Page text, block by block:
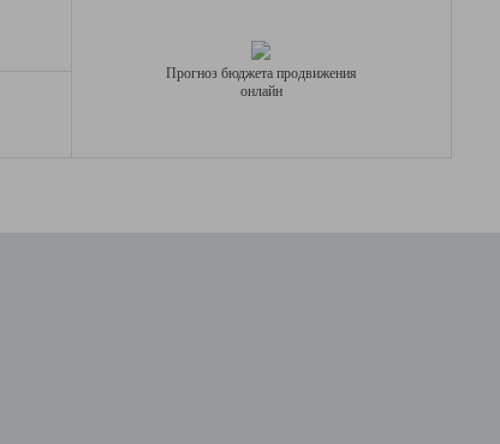
Прогноз бюджета продвижения
онлайн